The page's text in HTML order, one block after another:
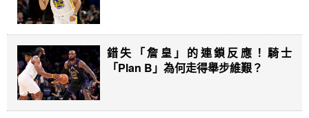
錯失「詹皇」的連鎖反應！騎士
「Plan B」為何走得舉步維艱？